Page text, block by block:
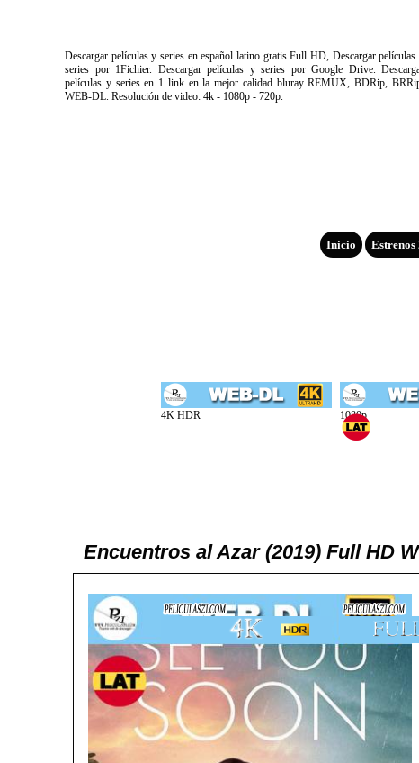
Descargar películas y series en español latino gratis Full HD, Descargar películas
series por 1Fichier. Descargar películas y series por Google Drive.
películas y series en 1 link en la mejor calidad bluray REMUX, BDRip,
WEB-DL. Resolución de video: 4k - 1080p - 720p.
Inicio Estrenos
Encuentros al Azar (2019) Full HD